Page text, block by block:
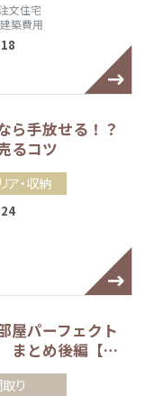
文住宅
築費用
ら手放せる！？
るコツ
ア・収納
屋パーフェクト
まとめ後編【…
り